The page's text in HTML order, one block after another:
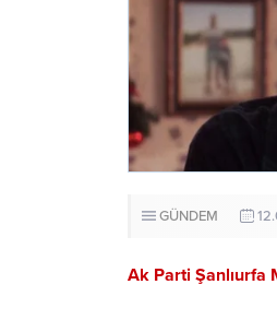
GÜNDEM
Ak Parti Şanlıurfa